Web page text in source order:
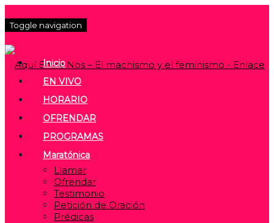
Toggle navigation
Inicio
EN VIVO
HORARIO
OFRENDAR
PROGRAMAS
Maratónica
Llamar
Ofrendar
Testimonio
Petición de Oración
Prédicas